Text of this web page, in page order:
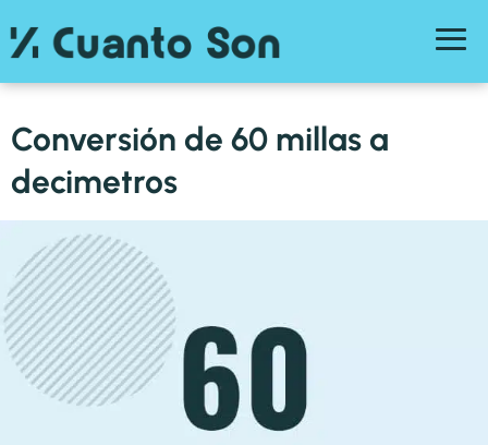
Conversión de 60 millas a
decimetros